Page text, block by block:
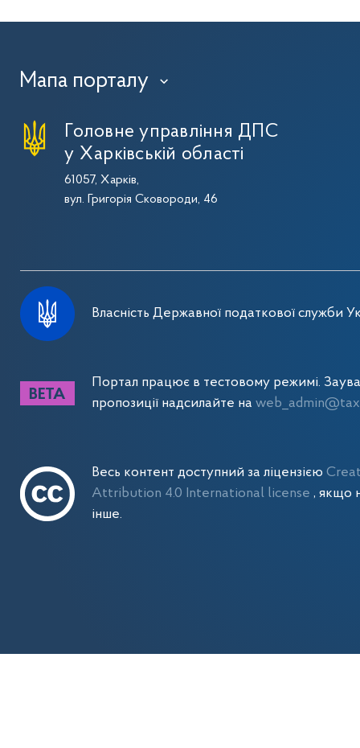
Мапа порталу ›
Головне управління ДПС
у Харківській області
61057, Харків,
вул. Григорія Сковороди, 46
Власність Державної податкової служби
Портал працює в тестовому режимі.
пропозиції надсилайте на
Весь контент доступний за ліцензією
Attribution 4.0 International license, якщо
інше.